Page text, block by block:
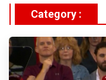
Category :